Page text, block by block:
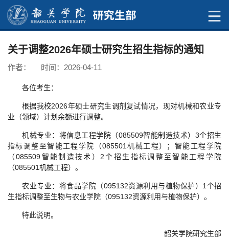
关于调整2026年硕士研究生招生指标的通知
作者： 时间：2026-04-11
各位考生：
根据我校2026年硕士研究生调剂复试情况，现对机械和农业专
业（领域）计划余额进行调整。
机械专业：将信息工程学院（085509智能制造技术）3个招生
指标调整至智能工程学院（085501机械工程）；智能工程学院
（085509智能制造技术）2个招生指标调整至智能工程学院
（085501机械工程）。
农业专业：将食品学院（095132资源利用与植物保护）1个招
生指标调整至生物与农业学院（095132资源利用与植物保护）。
特此说明。
韶关学院研究生部